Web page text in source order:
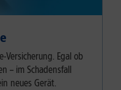
Versicherung. Egal ob
– im Schadensfall
neues Gerät.